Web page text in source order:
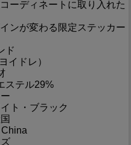
ーディネートに取り入れた
ンが変わる限定ステッカー
ド
イドレ）
ステル29%
ト・ブラック
China